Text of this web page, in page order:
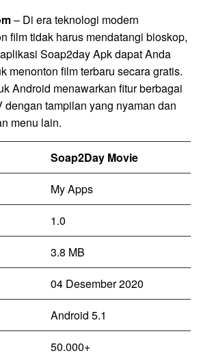
– Di era teknologi modern
film tidak harus mendatangi bioskop,
Soap2day Apk dapat Anda
menonton film terbaru secara gratis.
Android menawarkan fitur berbagai
dengan tampilan yang nyaman dan
menu lain.
Soap2Day Movie
My Apps
1.0
3.8 MB
04 Desember 2020
Android 5.1
50.000+